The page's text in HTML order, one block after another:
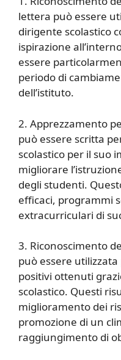
lettera può essere
dirigente scolastico
ispirazione
essere
periodo di
dell’istituto.
2. Apprezzamento
può essere scritta
scolastico per il suo
migliorare
degli studenti.
efficaci, programmi
extracurriculari di
3. Riconoscimento
può essere
positivi ottenuti
scolastico. Questi
miglioramento dei
promozione di un
raggiungimento di